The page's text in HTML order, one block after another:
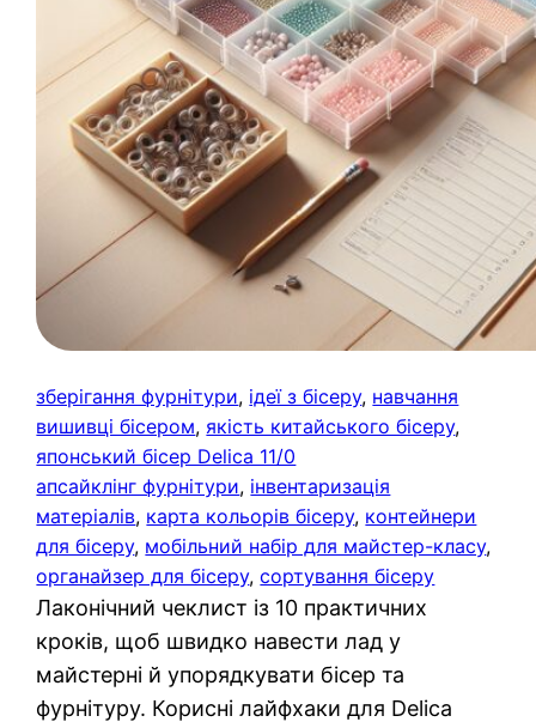
зберігання фурнітури, ідеї з бісеру, навчання
вишивці бісером, якість китайського бісеру
японський бісер Delica 11/0
апсайклінг фурнітури, інвентаризація
матеріалів, карта кольорів бісеру, контейнери
для бісеру, мобільний набір для майстер-класу
органайзер для бісеру, сортування бісеру
Лаконічний чеклист із 10 практичних
кроків, щоб швидко навести лад у
майстерні й упорядкувати бісер та
фурнітуру. Корисні лайфхаки для Delica